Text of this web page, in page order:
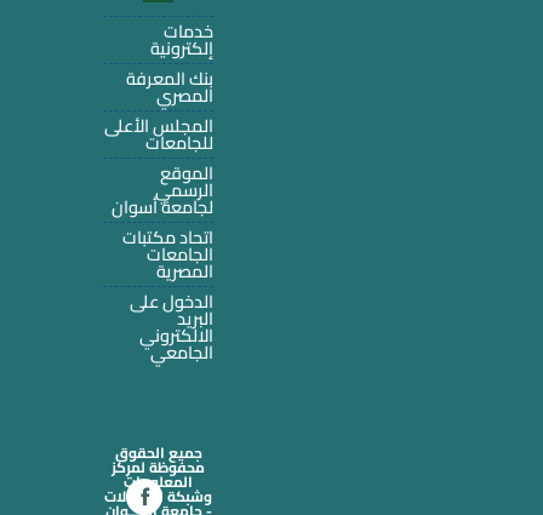
خدمات
إلكترونية
بنك المعرفة
المصري
المجلس الأعلى
للجامعات
الموقع
الرسمي
لجامعة أسوان
اتحاد مكتبات
الجامعات
المصرية
الدخول على
البريد
الالكتروني
الجامعي
جميع الحقوق
محفوظة لمركز
المعلومات
وشبكة الاتصالات